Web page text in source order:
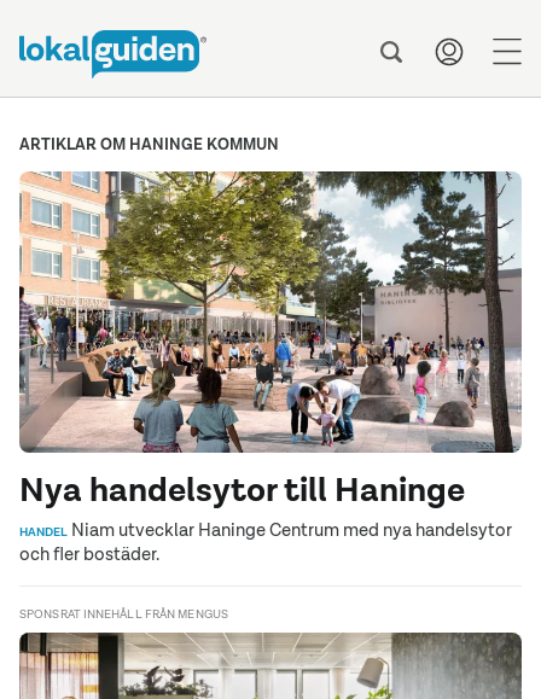
ARTIKLAR OM HANINGE KOMMUN
Nya handelsytor till Haninge
HANDEL Niam utvecklar Haninge Centrum med nya handelsytor
och fler bostäder.
SPONSRAT INNEHÅLL FRÅN MENGUS